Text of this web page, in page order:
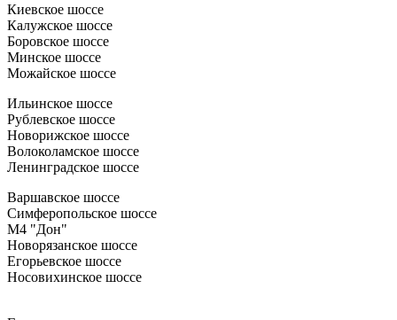
Киевское шоссе
Калужское шоссе
Боровское шоссе
Минское шоссе
Можайское шоссе
Ильинское шоссе
Рублевское шоссе
Новорижское шоссе
Волоколамское шоссе
Ленинградское шоссе
Варшавское шоссе
Симферопольское шоссе
М4 "Дон"
Новорязанское шоссе
Егорьевское шоссе
Носовихинское шоссе